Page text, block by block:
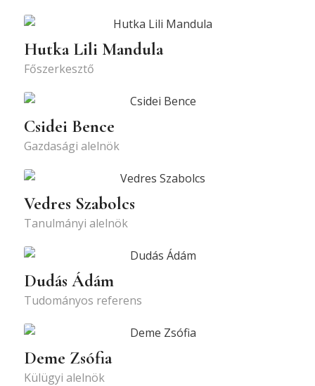
Hutka Lili Mandula
Főszerkesztő
Csidei Bence
Gazdasági alelnök
Vedres Szabolcs
Tanulmányi alelnök
Dudás Ádám
Tudományos referens
Deme Zsófia
Külügyi alelnök